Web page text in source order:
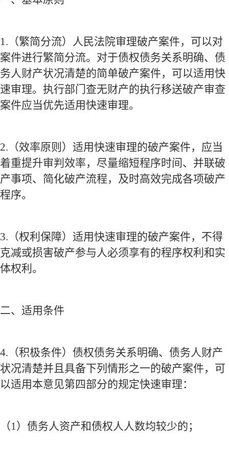
1. （繁简分流）人民法院审理破产案件，可以对
案件进行繁简分流。对于债权债务关系明确、债
务人财产状况清楚的简单破产案件，可以适用快
速审理。执行部门查无财产的执行移送破产审查
案件应当优先适用快速审理。
2. （效率原则）适用快速审理的破产案件，应当
着重提升审判效率，尽量缩短程序时间、并联破
产事项、简化破产流程，及时高效完成各项破产
程序。
3. （权利保障）适用快速审理的破产案件，不得
克减或损害破产参与人必须享有的程序权利和实
体权利。
二、适用条件
4. （积极条件）债权债务关系明确、债务人财产
状况清楚并且具备下列情形之一的破产案件，可
以适用本意见第四部分的规定快速审理：
（1）债务人资产和债权人人数均较少的；